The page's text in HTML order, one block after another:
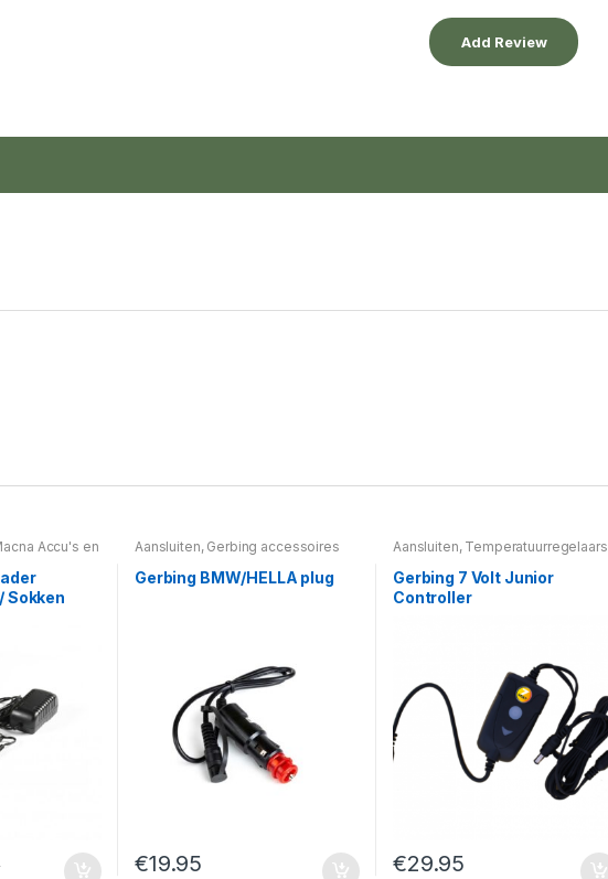
Accu's en
Sokken
Aansluiten, Gerbing accessoires
Gerbing BMW/HELLA plug
€19.95
Aansluiten, Temperatuurregelaars
Gerbing 7 Volt Junior
Controller
€29.95